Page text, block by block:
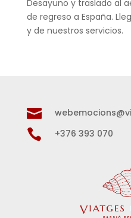
Desayuno y traslado al
de regreso a España.
y de nuestros servicios.

 +376 393 070